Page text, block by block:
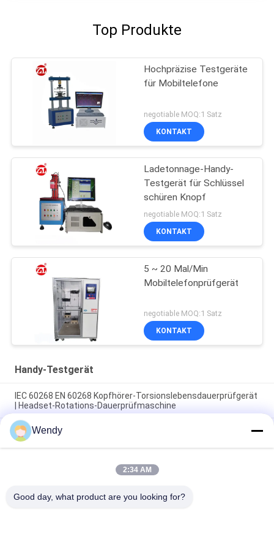
Top Produkte
Hochpräzise Testgeräte
für Mobiltelefone
negotiable MOQ:1 Satz
KONTAKT
Ladetonnage-Handy-
Testgerät für Schlüssel
schüren Knopf
negotiable MOQ:1 Satz
KONTAKT
5 ~ 20 Mal/Min
Mobiltelefonprüfgerät
negotiable MOQ:1 Satz
KONTAKT
Handy-Testgerät
IEC 60268 EN 60268 Kopfhörer-Torsionslebensdauerprüfgerät
| Headset-Rotations-Dauerprüfmaschine
USB-IF EIA-364-13 IEC 60512 Mobiltelefon USB-Ladegerät
Lebensdauer Steckverbinder Steckdose Einsetzkraft Tester
IEC 60068 IEC 60268 ASTM F2101 Kopfhörer
Expansionslebensdauer Tester Kopfhörer Kopfband
Wendy
2:34 AM
Good day, what product are you looking for?